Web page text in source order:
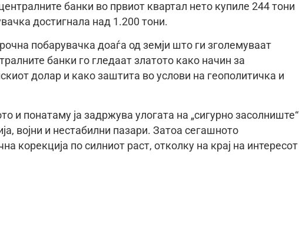
банки во првиот квартал нето купиле 244 тони
достигнала над 1.200 тони.
побарувачка доаѓа од земји што ги зголемуваат
банки го гледаат златото како начин за
долар и како заштита во услови на геополитичка и
и понатаму ја задржува улогата на „сигурно засолниште“
војни и нестабилни пазари. Затоа сегашното
корекција по силниот раст, отколку на крај на интересот